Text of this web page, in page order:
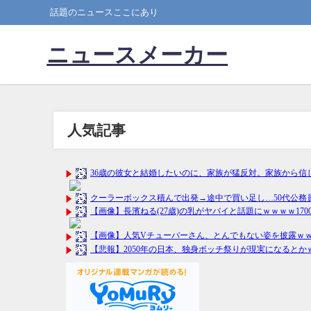
話題のニュースここにあり
ニュースメーカー
人気記事